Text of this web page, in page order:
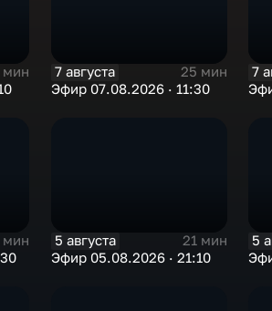
мин
7 августа
25 мин
Эфир 07.08.2026 · 11:30
7
мин
5 августа
21 мин
Эфир 05.08.2026 · 21:10
5